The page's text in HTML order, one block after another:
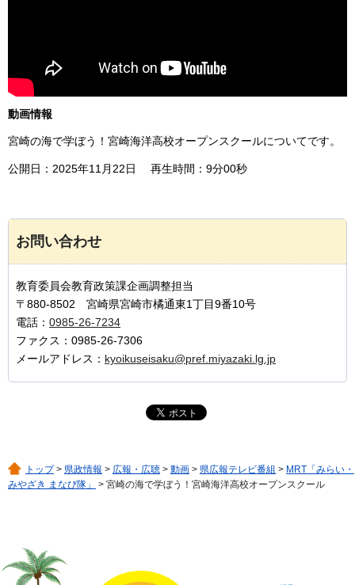
動画情報
宮崎の海で学ぼう！宮崎海洋高校オープンスクールについてです。
公開日：2025年11月22日 再生時間：9分00秒
お問い合わせ
教育委員会教育政策課企画調整担当
〒880-8502 宮崎県宮崎市橘通東1丁目9番10号
電話： 0985-26-7234
ファクス：0985-26-7306
メールアドレス： kyoikuseisaku@pref.miyazaki.lg.jp
トップ> 県政情報 > 広報・広聴 > 動画 > 県広報テレビ番組 > MRT「みらい・
みやざき まなび隊」
> 宮崎の海で学ぼう！宮崎海洋高校オープンスクール